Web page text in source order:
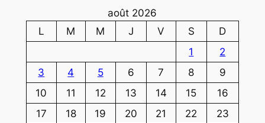
août 2026
L
M M J V S
D
1
2
3
4 5 6 7 8
9
10
11 12 13 14 15
16
17
18 19 20 21 22
23